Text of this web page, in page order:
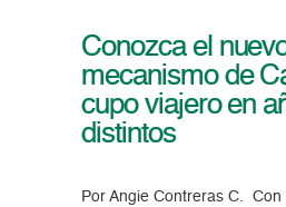
Conozca el
mecanismo de
cupo viajero en
distintos
Por Angie Contreras C.